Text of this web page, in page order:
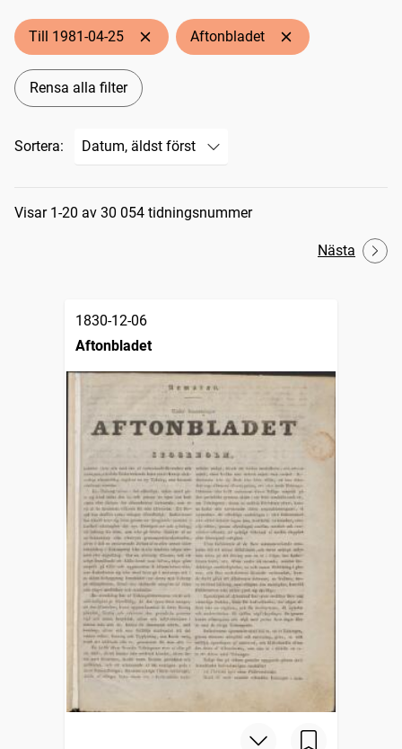
Till 1981-04-25 Aftonbladet
Rensa alla filter
Sortera:
Sökresultat
Visar 1-20 av 30 054 tidningsnummer
Nästa
1830-12-06
Aftonbladet